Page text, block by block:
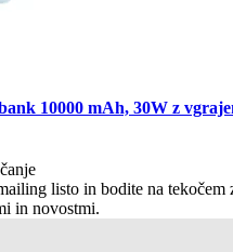
10000 mAh, 30W z
listo in bodite na tekočem
in novostmi.